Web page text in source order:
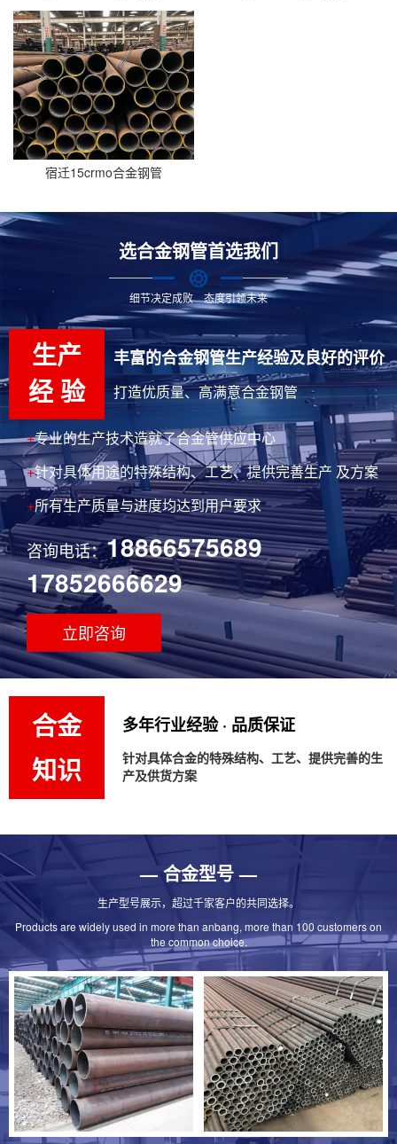
宿迁15crmo合金钢管
选合金钢管首选我们
细节决定成败 态度引领未来
生产
经 验
丰富的合金钢管生产经验及良好的评价
打造优质量、高满意合金钢管
+专业的生产技术造就了合金管供应中心
+针对具体用途的特殊结构、工艺、提供完善生产 及方案
+所有生产质量与进度均达到用户要求
咨询电话：18866575689
17852666629
立即咨询
合金
知识
多年行业经验 · 品质保证
针对具体合金的特殊结构、工艺、提供完善的生
产及供货方案
— 合金型号 —
生产型号展示，超过千家客户的共同选择。
Products are widely used in more than anbang, more than 100 customers on
the common choice.
宿迁合金钢管的细分材质有哪些
合金钢管因优异力学性能与耐腐蚀特性被多行业广泛应
用，其细分材质包括含如q345b......
宿迁12cr1mov合金管的主要应用行业
历经千锤百炼的12cr1mov合金管凭借优异高温性能，成
为能源、化工等核心工业不......
宿迁合金钢管的应用行业及成分分析
作为材料工程师，我深知合金钢管是冶金技术与工程智慧
的结晶，通过引入关键元素重塑钢......